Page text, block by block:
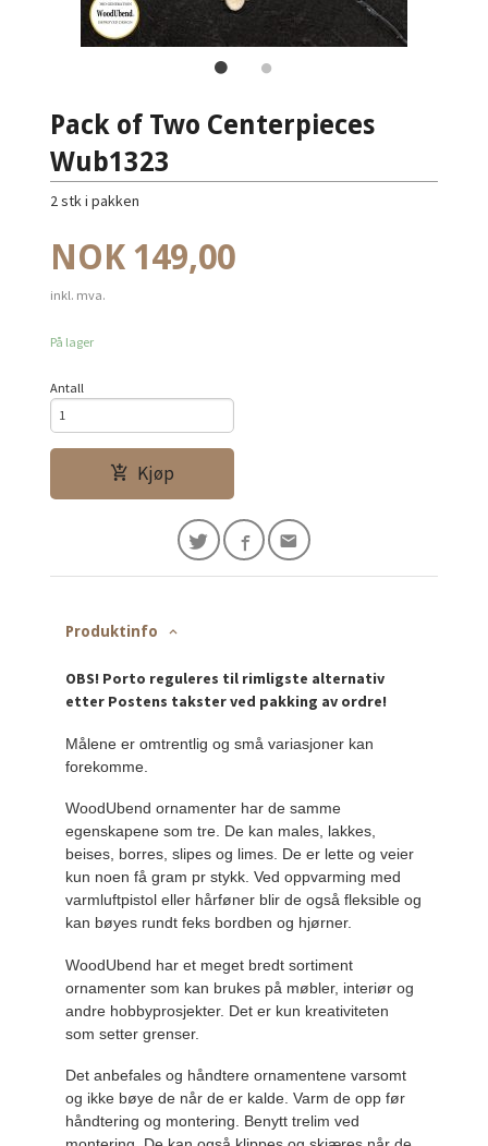
Pack of Two Centerpieces
Wub1323
2 stk i pakken
Pris
NOK 149,00
inkl. mva.
På lager
Antall
Kjøp
Produktinfo
OBS! Porto reguleres til rimligste alternativ
etter Postens takster ved pakking av ordre!
Målene er omtrentlig og små variasjoner kan
forekomme.
WoodUbend ornamenter har de samme
egenskapene som tre. De kan males, lakkes,
beises, borres, slipes og limes. De er lette og veier
kun noen få gram pr stykk. Ved oppvarming med
varmluftpistol eller hårføner blir de også fleksible og
kan bøyes rundt feks bordben og hjørner.
WoodUbend har et meget bredt sortiment
ornamenter som kan brukes på møbler, interiør og
andre hobbyprosjekter. Det er kun kreativiteten
som setter grenser.
Det anbefales og håndtere ornamentene varsomt
og ikke bøye de når de er kalde. Varm de opp før
håndtering og montering. Benytt trelim ved